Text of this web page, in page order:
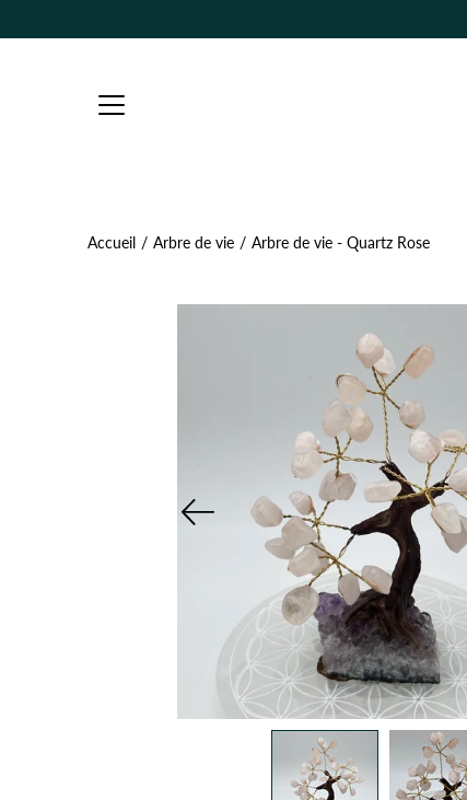
Accueil / Arbre de vie / Arbre de vie - Quartz Rose